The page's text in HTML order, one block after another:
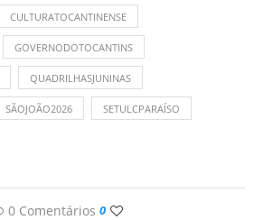
CULTURATOCANTINENSE
GOVERNODOTOCANTINS
QUADRILHASJUNINAS
SÃOJOÃO2026 SETULCPARAÍSO
0 Comentários 0